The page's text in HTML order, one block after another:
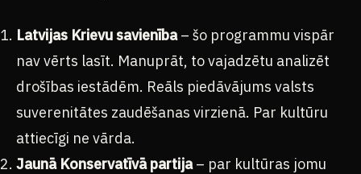
Latvijas Krievu savienība– šo programmu vispār
nav vērts lasīt. Manuprāt, to vajadzētu analizēt
drošības iestādēm. Reāls piedāvājums valsts
suverenitātes zaudēšanas virzienā. Par kultūru
attiecīgi ne vārda.
Jaunā Konservatīvā partija– par kultūras jomu